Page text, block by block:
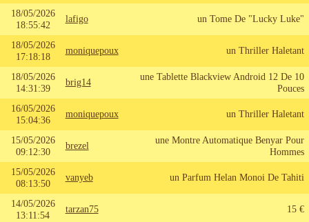
18/05/2026
18:55:42
lafigo un Tome De "Lucky Luke"
18/05/2026
17:18:18
moniquepoux un Thriller Haletant
18/05/2026
14:31:39
brig14
une Tablette Blackview Android 12 De 10
Pouces
16/05/2026
15:04:36
moniquepoux un Thriller Haletant
15/05/2026
09:12:30
brezel
une Montre Automatique Benyar Pour
Hommes
15/05/2026
08:13:50
vanyeb un Parfum Helan Monoi De Tahiti
14/05/2026
13:11:54
tarzan75 15 €